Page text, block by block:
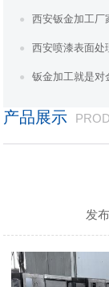
西安钣金加工厂
西安喷漆表面处
钣金加工就是对
产品展示
发